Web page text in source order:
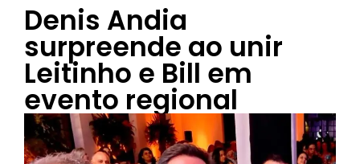
Denis Andia
surpreende ao unir
Leitinho e Bill em
evento regional